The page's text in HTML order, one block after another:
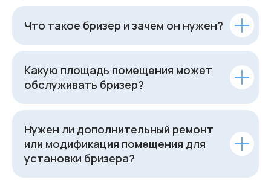
Что такое бризер и зачем он нужен?
Какую площадь помещения может
обслуживать бризер?
Нужен ли дополнительный ремонт
или модификация помещения для
установки бризера?